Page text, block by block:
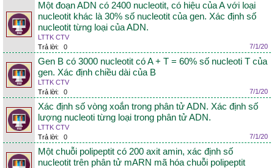
Một đoạn ADN có 2400 nucleotit, có hiệu của A với loại
nucleotit khác là 30% số nucleotit của gen. Xác định số
nucleotit từng loại của ADN.
LTTK CTV
Trả lời:
0 7/1/20
Gen B có 3000 nucleotit có A + T = 60% số nucleoti T của
gen. Xác định chiều dài của B
LTTK CTV
Trả lời:
0 7/1/20
Xác định số vòng xoắn trong phân tử ADN. Xác định số
lượng nucleoti từng loại trong phân tử ADN.
LTTK CTV
Trả lời:
0 7/1/20
Một chuỗi polipeptit có 200 axit amin, xác định số
nucleotit trên phân tử mARN mã hóa chuỗi polipeptit